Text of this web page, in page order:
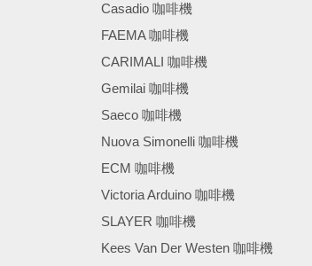
Casadio 咖啡機
FAEMA 咖啡機
CARIMALI 咖啡機
Gemilai 咖啡機
Saeco 咖啡機
Nuova Simonelli 咖啡機
ECM 咖啡機
Victoria Arduino 咖啡機
SLAYER 咖啡機
Kees Van Der Westen 咖啡機